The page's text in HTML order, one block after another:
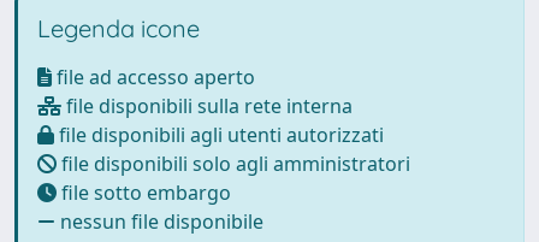
Legenda icone
file ad accesso aperto
file disponibili sulla rete interna
file disponibili agli utenti autorizzati
file disponibili solo agli amministratori
file sotto embargo
nessun file disponibile